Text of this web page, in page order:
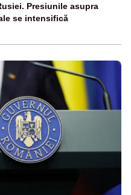
Presiunile asupra
se intensifică